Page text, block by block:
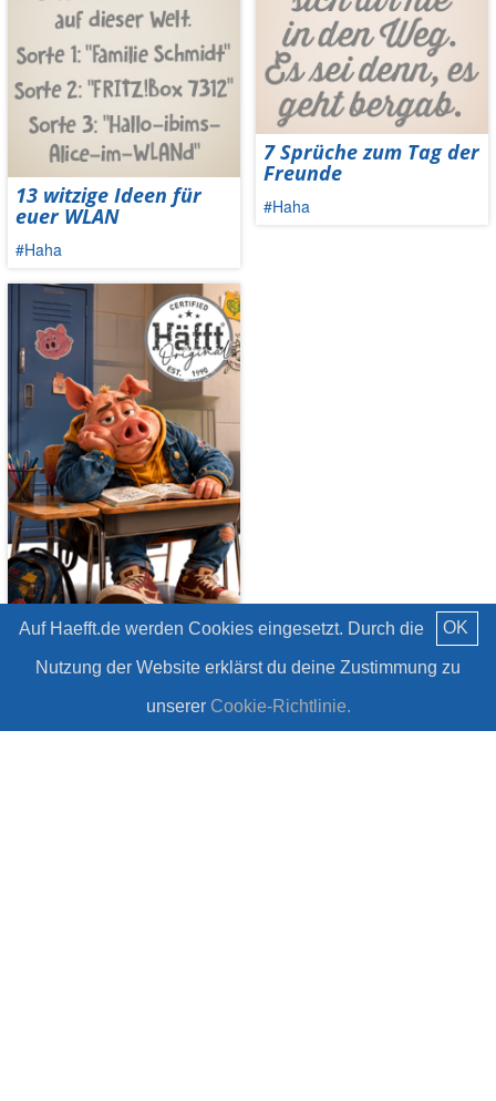
13 witzige Ideen für
euer WLAN
#Haha
7 Sprüche zum Tag der
Freunde
#Haha
OK
Auf Haefft.de werden Cookies eingesetzt. Durch die
Nutzung der Website erklärst du deine Zustimmung zu
unserer Cookie-Richtlinie.